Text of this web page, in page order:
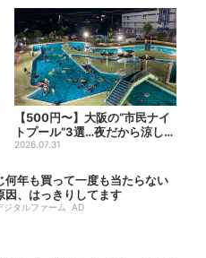
【500円〜】大阪の“市民ナイ
トプール”3選…夜だから涼しい
＆コスパ最強
2026.07.31
何年も買って一度も当たらない
因、はっきりしてます
ジタルファーム AD